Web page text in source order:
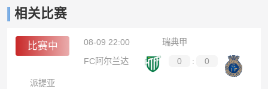
相关比赛
比赛中 08-09 22:00
瑞典甲
FC阿尔兰达
0 : 0
派提亚